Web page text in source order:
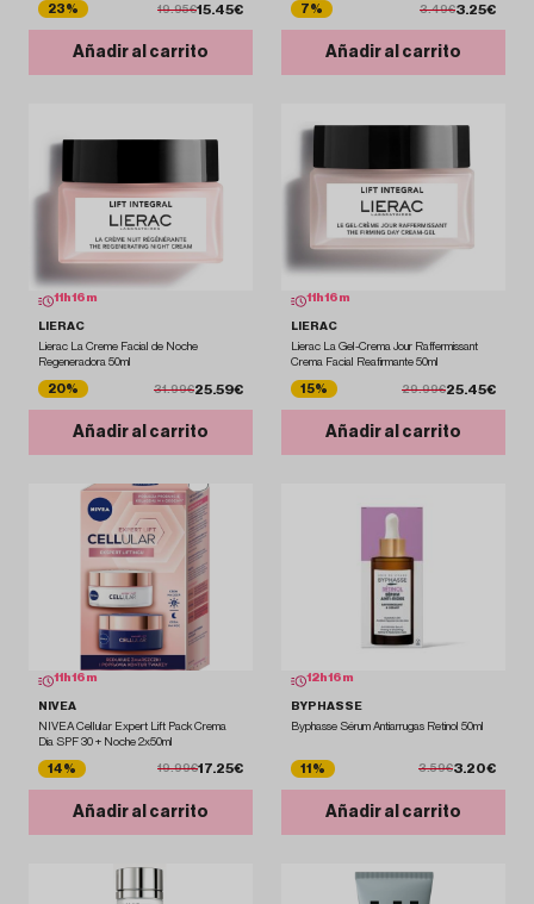
23% 19.95€15.45€
Añadir al carrito
7% 3.49€3.25€
Añadir al carrito
11 h16 m
LIERAC
Lierac La Creme Facial de Noche
Regeneradora 50ml
20% 31.99€25.59€
Añadir al carrito
11 h16 m
LIERAC
Lierac La Gel-Crema Jour Raffermissant
Crema Facial Reafirmante 50ml
15% 29.99€25.45€
Añadir al carrito
11 h16 m
NIVEA
NIVEA Cellular Expert Lift Pack Crema
Día SPF 30 + Noche 2x50ml
14% 19.99€17.25€
Añadir al carrito
12 h16 m
BYPHASSE
Byphasse Sérum Antiarrugas Retinol 50ml
11% 3.59€3.20€
Añadir al carrito